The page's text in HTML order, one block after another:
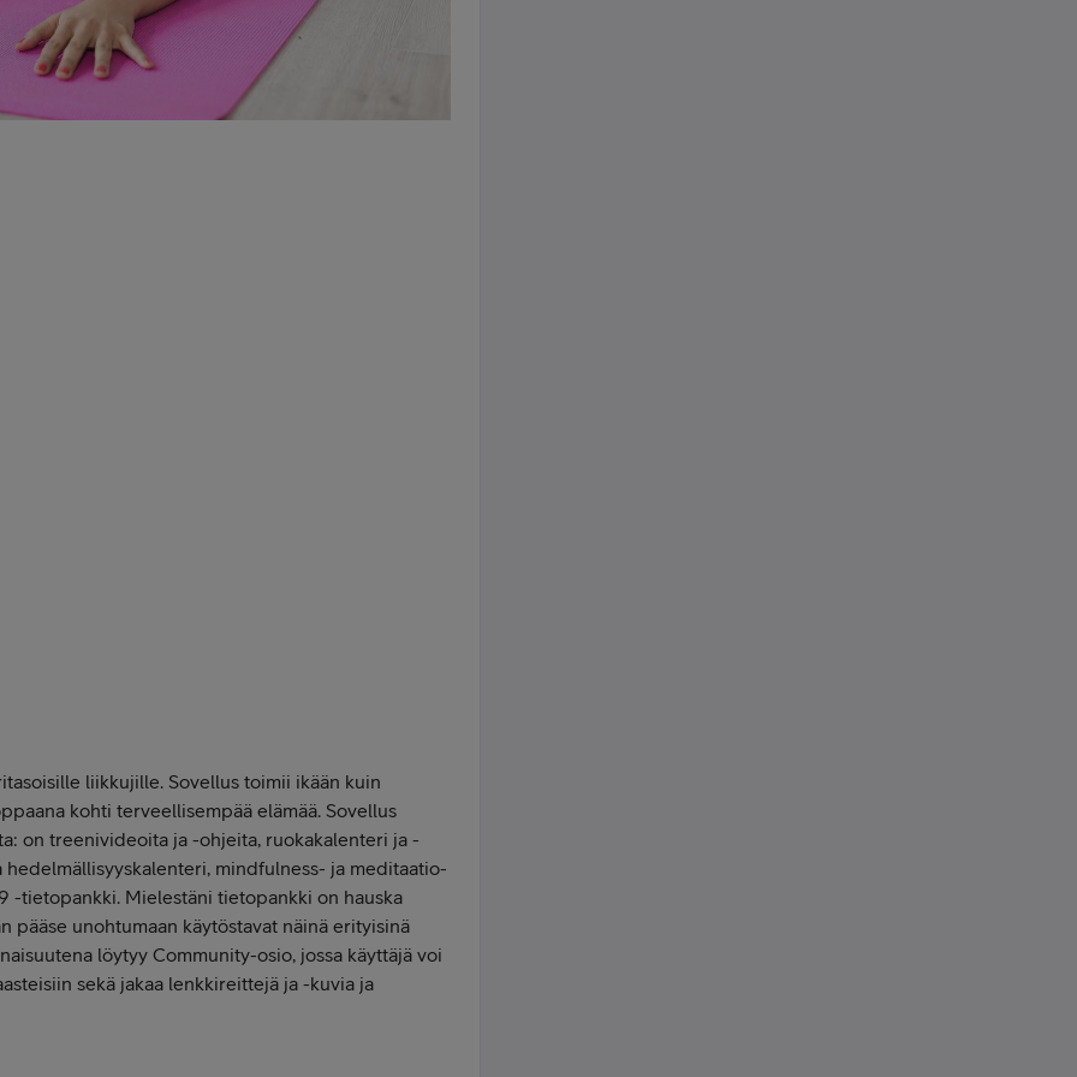
liikkujille. Sovellus toimii ikään kuin
kohti terveellisempää elämää. Sovellus
on treenivideoita ja -ohjeita, ruokakalenteri ja -
mindfulness- ja meditaatio-
-tietopankki. Mielestäni tietopankki on hauska
pääse unohtumaan käytöstavat näinä erityisinä
löytyy Community-osio, jossa käyttäjä voi
sekä jakaa lenkkireittejä ja -kuvia ja